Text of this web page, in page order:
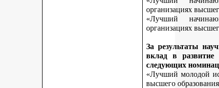
организациях
«Лучший
организациях
За результаты
вклад в развитие
следующих
«Лучший молодой
высшего